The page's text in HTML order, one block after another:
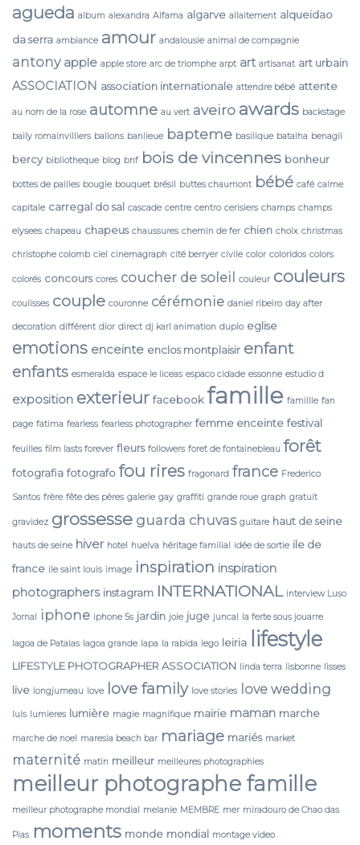
agueda album alexandra Alfama algarve allaitement alqueidao
da serra ambiance amour andalousie animal de compagnie
antony apple apple store arc de triomphe arpt art artisanat art urbain
ASSOCIATION association internationale attendre bébé attente
au nom de la rose automne au vert aveiro awards backstage
baily romainvilliers ballons banlieue bapteme basilique batalha benagil
bercy bibliotheque blog bnf bois de vincennes bonheur
bottes de pailles bougie bouquet brésil buttes chaumont bébé café calme
capitale carregal do sal cascade centre centro cerisiers champs champs
elysees chapeau chapeus chaussures chemin de fer chien choix christmas
christophe colomb ciel cinemagraph cité berryer civile color coloridos colors
colorés concours cores coucher de soleil couleur couleurs
coulisses couple couronne cérémonie daniel ribeiro day after
decoration différent dior direct dj karl animation duplo eglise
emotions enceinte enclos montplaisir enfant
enfants esmeralda espace le liceas espaco cidade essonne estudio d
exposition exterieur facebook famille famillle fan
page fatima fearless fearless photographer femme enceinte festival
feuilles film lasts forever fleurs followers foret de fontainebleau forêt
fotografia fotografo fou rires fragonard france Frederico
Santos frère fête des pères galerie gay graffiti grande roue graph gratuit
gravidez grossesse guarda chuvas guitare haut de seine
hauts de seine hiver hotel huelva héritage familial idée de sortie ile de
france ile saint louis image inspiration inspiration
photographers instagram INTERNATIONAL interview Luso
Jornal iphone iphone 5s jardin joie juge juncal la ferte sous jouarre
lagoa de Pataias lagoa grande lapa la rabida lego leiria lifestyle
LIFESTYLE PHOTOGRAPHER ASSOCIATION linda terra lisbonne lisses
live longjumeau love love family love stories love wedding
luis lumieres lumière magie magnifique mairie maman marche
marche de noel maresia beach bar mariage mariés market
maternité matin meilleur meilleures photographies
meilleur photographe famille
meilleur photographe mondial melanie MEMBRE mer miradouro de Chao das
Pias moments monde mondial montage video